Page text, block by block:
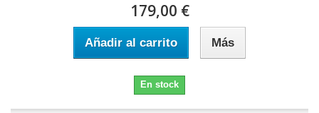
179,00 €
Añadir al carrito Más
En stock